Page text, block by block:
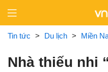
content
Tin tức > Du lịch > Miền
Nhà thiếu nhi